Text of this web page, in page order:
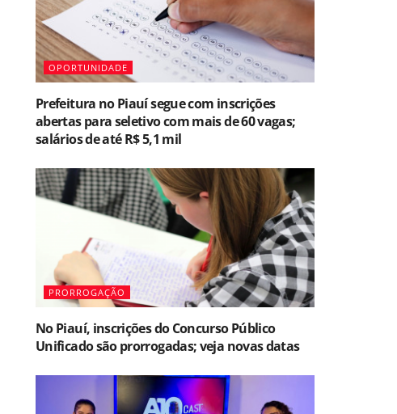
OPORTUNIDADE
Prefeitura no Piauí segue com inscrições
abertas para seletivo com mais de 60 vagas;
salários de até R$ 5,1 mil
PRORROGAÇÃO
No Piauí, inscrições do Concurso Público
Unificado são prorrogadas; veja novas datas